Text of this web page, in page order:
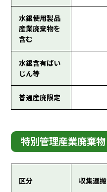
水銀使用製品
産業廃棄物を
含む
水銀含有ばい
じん等
普通産廃限定
特別管理産業廃棄物
区分 収集運搬